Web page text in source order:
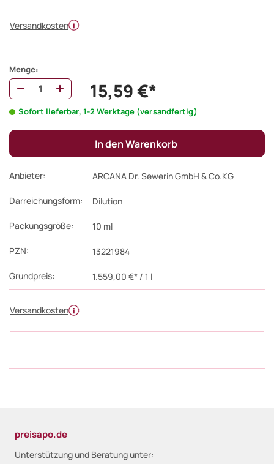
Versandkosten
Versandkosten
Anbieter: ARCANA Dr. Sewerin GmbH & Co.KG
Darreichungsform: Dilution
Packungsgröße: 10 ml
PZN: 13221984
Grundpreis: 1.559,00 €* / 1 l
Menge:
15,59 €*
Sofort lieferbar, 1-2 Werktage (versandfertig)
In den Warenkorb
preisapo.de
Unterstützung und Beratung unter: